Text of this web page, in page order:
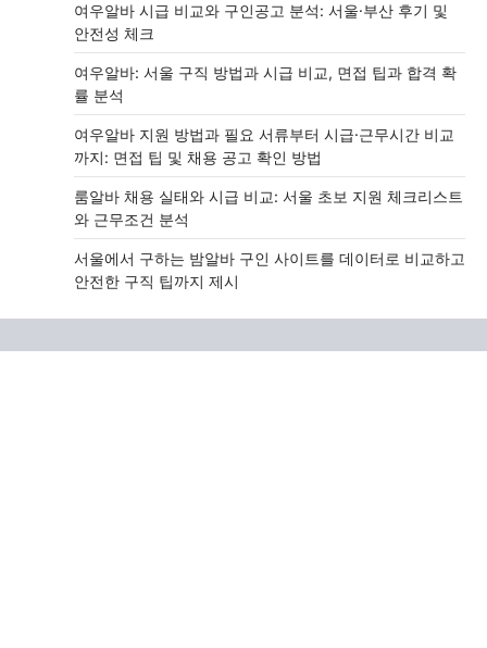
여우알바 시급 비교와 구인공고 분석: 서울·부산 후기 및
안전성 체크
여우알바: 서울 구직 방법과 시급 비교, 면접 팁과 합격 확
률 분석
여우알바 지원 방법과 필요 서류부터 시급·근무시간 비교
까지: 면접 팁 및 채용 공고 확인 방법
룸알바 채용 실태와 시급 비교: 서울 초보 지원 체크리스트
와 근무조건 분석
서울에서 구하는 밤알바 구인 사이트를 데이터로 비교하고
안전한 구직 팁까지 제시